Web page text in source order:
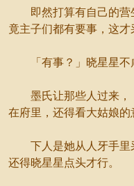
即然打算有自己的营
竟主子们都有要事，这才
「有事？」晓星星不
墨氏让那些人过来，
在府里，还得看大姑娘的
下人是她从人牙手里
还得晓星星点头才行。